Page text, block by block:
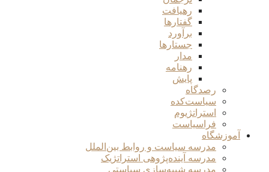
رهیافت
گفتارها
برآورد
جستارها
مدار
رهنامه
پایش
رصدگاه
سیاست‌کده
استراتژیوم
فراسیاست
آموزشگاه
مدرسه سیاست و روابط بین‌الملل
مدرسه آینده‌پژوهی استراتژیک
مدرسه شبیه‌سازی سیاستی